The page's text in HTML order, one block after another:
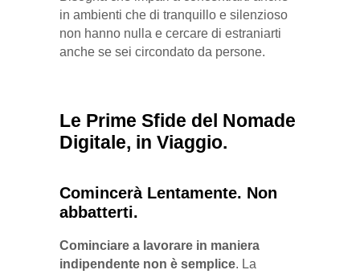
in ambienti che di tranquillo e silenzioso
non hanno nulla e cercare di estraniarti
anche se sei circondato da persone.
Le Prime Sfide del Nomade
Digitale, in Viaggio.
Comincerà Lentamente. Non
abbatterti.
Cominciare a lavorare in maniera
indipendente non è semplice. La